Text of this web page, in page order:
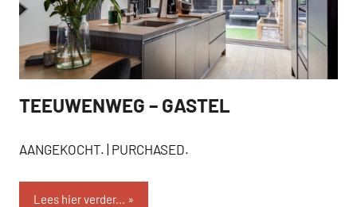
AANGEKOCHT
TEEUWENWEG – GASTEL
AANGEKOCHT. | PURCHASED.
Lees hier verder...